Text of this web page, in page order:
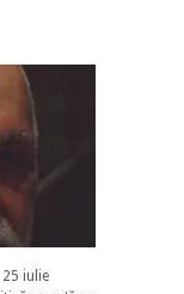
25 iulie